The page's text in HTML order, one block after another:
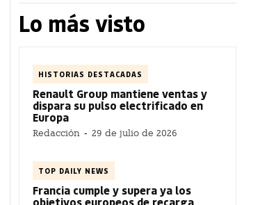
Lo más visto
HISTORIAS DESTACADAS
Renault Group mantiene ventas y
dispara su pulso electrificado en
Europa
Redacción - 29 de julio de 2026
TOP DAILY NEWS
Francia cumple y supera ya los
objetivos europeos de recarga